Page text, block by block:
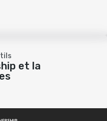
et la